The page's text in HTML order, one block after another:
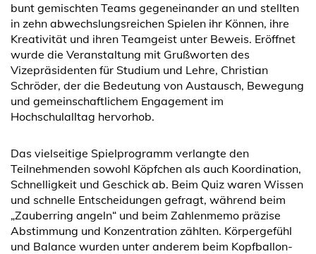
bunt gemischten Teams gegeneinander an und stellten
in zehn abwechslungsreichen Spielen ihr Können, ihre
Kreativität und ihren Teamgeist unter Beweis. Eröffnet
wurde die Veranstaltung mit Grußworten des
Vizepräsidenten für Studium und Lehre, Christian
Schröder, der die Bedeutung von Austausch, Bewegung
und gemeinschaftlichem Engagement im
Hochschulalltag hervorhob.
Das vielseitige Spielprogramm verlangte den
Teilnehmenden sowohl Köpfchen als auch Koordination,
Schnelligkeit und Geschick ab. Beim Quiz waren Wissen
und schnelle Entscheidungen gefragt, während beim
„Zauberring angeln“ und beim Zahlenmemo präzise
Abstimmung und Konzentration zählten. Körpergefühl
und Balance wurden unter anderem beim Kopfballon-